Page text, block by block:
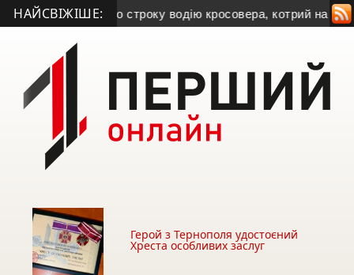
НАЙСВІЖІШЕ:
рік іспитового строку водію кросовера, котрий на
Герой з Тернополя удостоєний
Хреста особливих заслуг